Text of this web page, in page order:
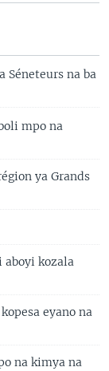
Séneteurs na ba
mpo na
ya Grands
aboyi kozala
eyano na
na kimya na